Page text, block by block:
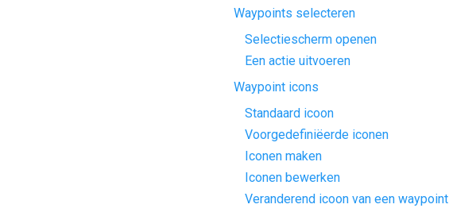
Waypoints selecteren
Selectiescherm openen
Een actie uitvoeren
Waypoint icons
Standaard icoon
Voorgedefiniëerde iconen
Iconen maken
Iconen bewerken
Veranderend icoon van een waypoint